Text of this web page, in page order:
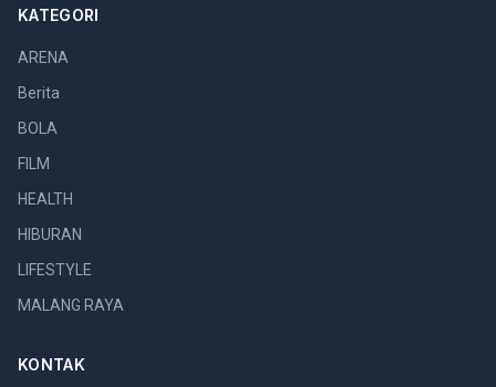
KATEGORI
ARENA
Berita
BOLA
FILM
HEALTH
HIBURAN
LIFESTYLE
MALANG RAYA
KONTAK